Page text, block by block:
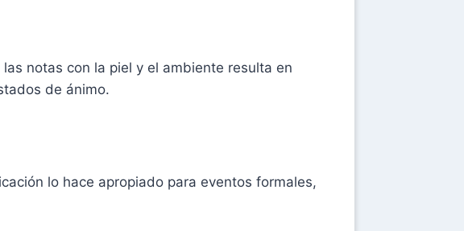
notas con la piel y el ambiente resulta en
de ánimo.
lo hace apropiado para eventos formales,